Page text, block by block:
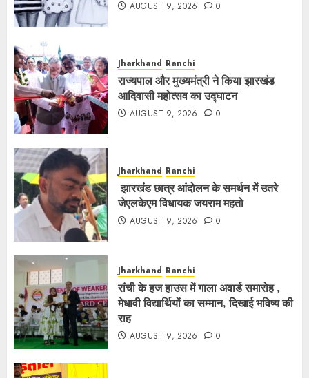
AUGUST 9, 2026 0
Jharkhand Ranchi
राज्यपाल और मुख्यमंत्री ने किया झारखंड
आदिवासी महोत्सव का उद्घाटन
AUGUST 9, 2026 0
Jharkhand Ranchi
झारखंड छात्र आंदोलन के समर्थन में उतरे
जेएलकेएम विधायक जयराम महतो
AUGUST 9, 2026 0
Jharkhand Ranchi
रांची के हज हाउस में गाला अवार्ड समारोह ,
मेधावी विद्यार्थियों का सम्मान, दिखाई भविष्य की
राह
AUGUST 9, 2026 0